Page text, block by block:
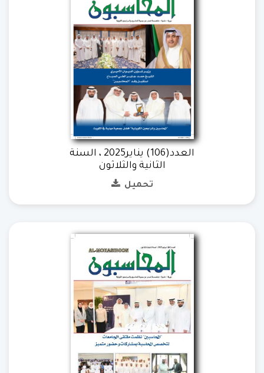
العدد(106) يناير2025 ، السنة
الثانية والثلاثون
تحميل